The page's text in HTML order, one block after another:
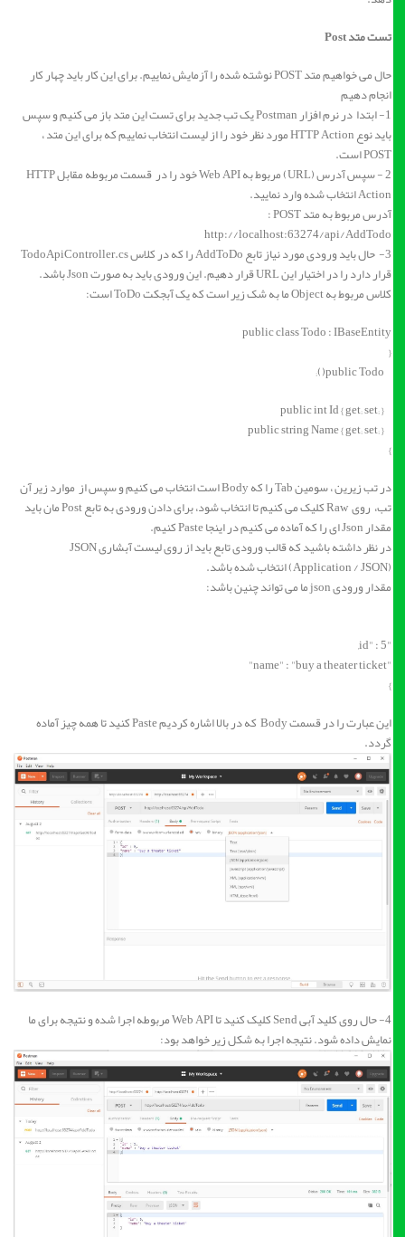
تست متد Post
حال می خواهیم متد POST نوشته شده را آزمایش نماییم. برای این کار باید چهار کار
انجام دهیم
1- ابتدا در نرم افزار Postman یک تب جدید برای تست این متد باز می کنیم و سپس
باید نوع HTTP Action مورد نظر خود را از لیست انتخاب نماییم که برای این متد ،
POST است.
2 - سپس آدرس (URL) مربوط به Web API خود را در قسمت مربوطه مقابل HTTP
Action انتخاب شده وارد نمایید.
آدرس مربوط به متد POST :
http://localhost:63274/api/AddTodo
3- حال باید ورودی مورد نیاز تابع AddToDo را که در کلاس TodoApiController.cs
قرار دارد را در اختیار این URL قرار دهیم. این ورودی باید به صورت Json باشد.
کلاس مربوط به Object ما به شک زیر است که یک آبجکت ToDo است:
public class Todo : IBaseEntity
در تب زیرین ، سومین Tab را که Body است انتخاب می کنیم و سپس از موارد زیر آن
تب، روی Raw کلیک می کنیم تا انتخاب شود، برای دادن ورودی به تابع Post مان باید
مقدار Json ای را که آماده می کنیم در اینجا Paste کنیم.
در نظر داشته باشید که قالب ورودی تابع باید از روی لیست آبشاری JSON
(Application / JSON) انتخاب شده باشد.
مقدار ورودی json ما می تواند چنین باشد:
این عبارت را در قسمت Body که در بالا اشاره کردیم Paste کنید تا همه چیز آماده
گردد.
4- حال روی کلید آبی Send کلیک کنید تا Web API مربوطه اجرا شده و نتیجه برای ما
نمایش داده شود. نتیجه اجرا به شکل زیر خواهد بود: